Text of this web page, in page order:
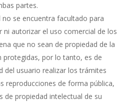
partes.
no se encuentra facultado para
ni autorizar el uso comercial de los
que no sean de propiedad de la
protegidas, por lo tanto, es de
del usuario realizar los trámites
reproducciones de forma pública,
de propiedad intelectual de su